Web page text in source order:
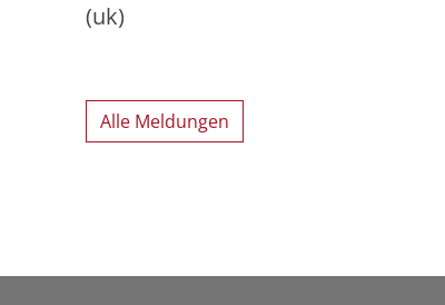
(uk)
Alle Meldungen